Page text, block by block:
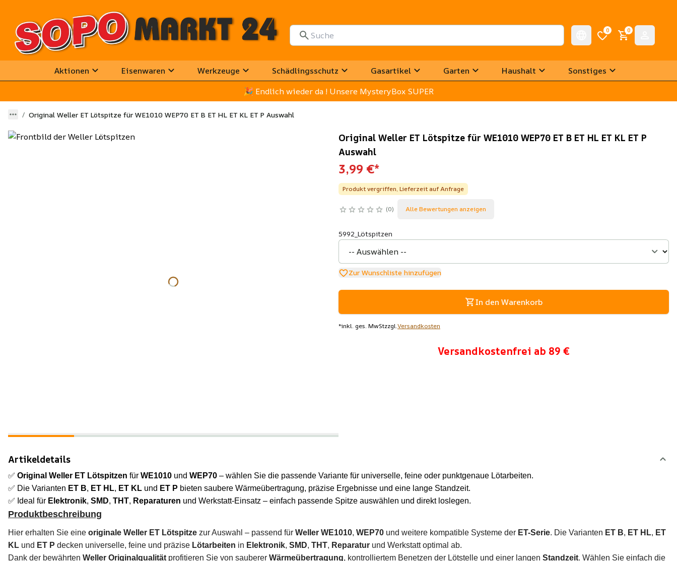
0 0
Aktionen Eisenwaren Werkzeuge Schädlingsschutz Gasartikel Garten Haushalt
Sonstiges
🎉 Endlich wieder da ! Unsere MysteryBox SUPER
Original Weller ET Lötspitze für WE1010 WEP70 ET B ET HL ET KL ET P Auswahl
Original Weller ET Lötspitze für WE1010 WEP70 ET B ET HL ET KL ET P
Auswahl
3,99 €*
Produkt vergriffen, Lieferzeit auf Anfrage
0 Alle Bewertungen anzeigen
5992_Lötspitzen
Zur Wunschliste hinzufügen
In den Warenkorb
*inkl. ges. MwStzzgl.Versandkosten
Versandkostenfrei ab 89 €
Artikeldetails
✅ Original Weller ET Lötspitzen für WE1010 und WEP70 – wählen Sie die passende Variante für universelle, feine oder punktgenaue Lötarbeiten.
✅ Die Varianten ET B, ET HL, ET KL und ET P bieten saubere Wärmeübertragung, präzise Ergebnisse und eine lange Standzeit.
✅ Ideal für Elektronik, SMD, THT, Reparaturen und Werkstatt-Einsatz – einfach passende Spitze auswählen und direkt loslegen.
Produktbeschreibung
Hier erhalten Sie eine originale Weller ET Lötspitze zur Auswahl – passend für Weller WE1010, WEP70 und weitere kompatible Systeme der ET-Serie. Die Varianten ET B, ET HL, ET
KL und ET P decken universelle, feine und präzise Lötarbeiten in Elektronik, SMD, THT, Reparatur und Werkstatt optimal ab.
Dank der bewährten Weller Originalqualität profitieren Sie von sauberer Wärmeübertragung, kontrolliertem Benetzen der Lötstelle und einer langen Standzeit. Wählen Sie einfach die